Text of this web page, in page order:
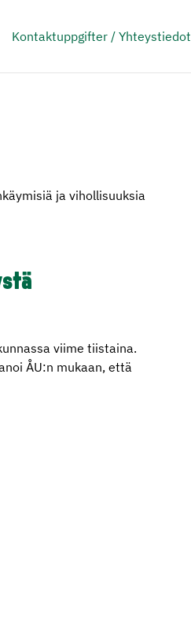
Kontaktuppgifter / Yhteystiedot
ja vihollisuuksia
viime tiistaina.
ÅU:n mukaan, että